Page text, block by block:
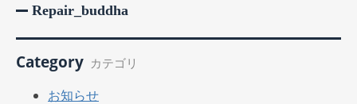
Repair_buddha
Category カテゴリ
お知らせ